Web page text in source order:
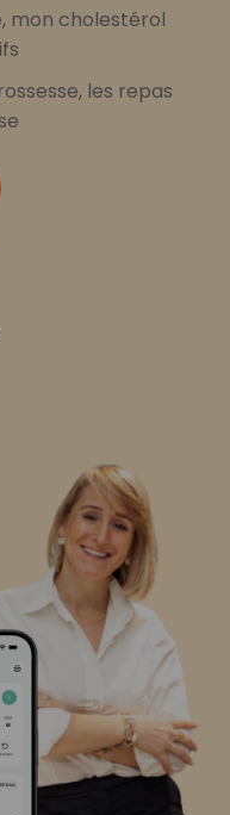
mon cholestérol
les repas